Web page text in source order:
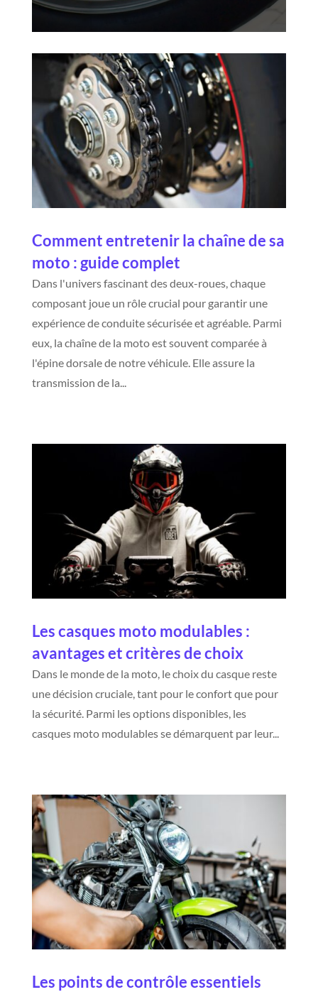
Comment entretenir la chaîne de sa
moto : guide complet
Dans l'univers fascinant des deux-roues, chaque
composant joue un rôle crucial pour garantir une
expérience de conduite sécurisée et agréable. Parmi
eux, la chaîne de la moto est souvent comparée à
l'épine dorsale de notre véhicule. Elle assure la
transmission de la...
Les casques moto modulables :
avantages et critères de choix
Dans le monde de la moto, le choix du casque reste
une décision cruciale, tant pour le confort que pour
la sécurité. Parmi les options disponibles, les
casques moto modulables se démarquent par leur...
Les points de contrôle essentiels